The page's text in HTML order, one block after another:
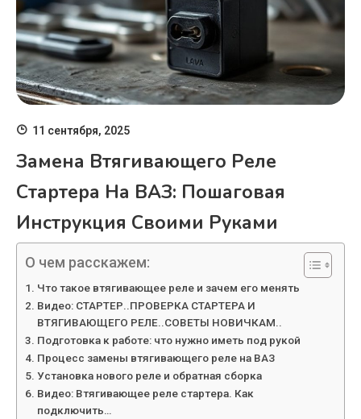
11 сентября, 2025
Замена Втягивающего Реле
Стартера На ВАЗ: Пошаговая
Инструкция Своими Руками
О чем расскажем:
Что такое втягивающее реле и зачем его менять
Видео: СТАРТЕР..ПРОВЕРКА СТАРТЕРА И
ВТЯГИВАЮЩЕГО РЕЛЕ..СОВЕТЫ НОВИЧКАМ..
Подготовка к работе: что нужно иметь под рукой
Процесс замены втягивающего реле на ВАЗ
Установка нового реле и обратная сборка
Видео: Втягивающее реле стартера. Как
подключить…